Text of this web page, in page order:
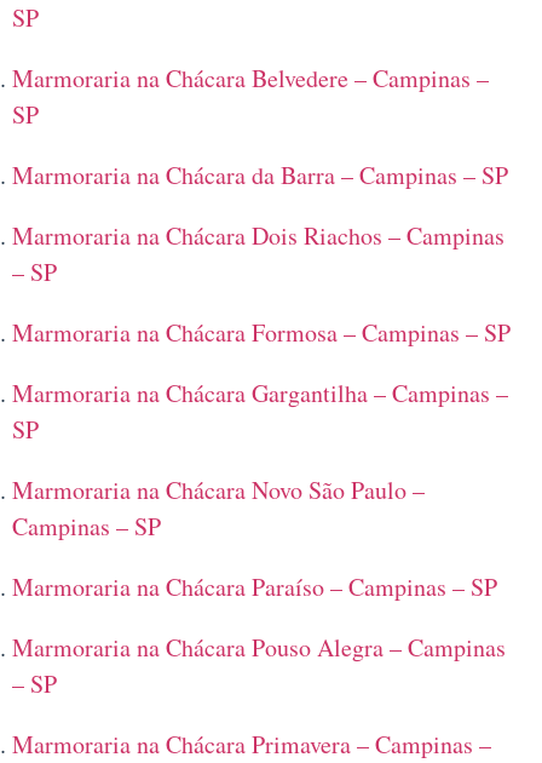
SP
Marmoraria na Chácara Belvedere – Campinas –
SP
Marmoraria na Chácara da Barra – Campinas – SP
Marmoraria na Chácara Dois Riachos – Campinas
– SP
Marmoraria na Chácara Formosa – Campinas – SP
Marmoraria na Chácara Gargantilha – Campinas –
SP
Marmoraria na Chácara Novo São Paulo –
Campinas – SP
Marmoraria na Chácara Paraíso – Campinas – SP
Marmoraria na Chácara Pouso Alegra – Campinas
– SP
Marmoraria na Chácara Primavera – Campinas –